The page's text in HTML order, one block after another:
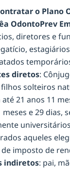
o Plano
OdontoPrev
diretores e
diretos:
solteiros
21 anos 11
e 29 dias,
aqueles
imposto de
indiretos: pai,